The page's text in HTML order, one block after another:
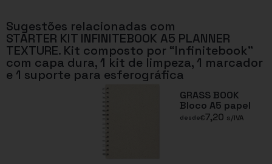
Sugestões relacionadas com
STARTER KIT INFINITEBOOK A5 PLANNER
TEXTURE. Kit composto por “Infinitebook”
com capa dura, 1 kit de limpeza, 1 marcador
e 1 suporte para esferográfica
GRASS BOOK
Bloco A5 papel
desde€7,20 s/IVA